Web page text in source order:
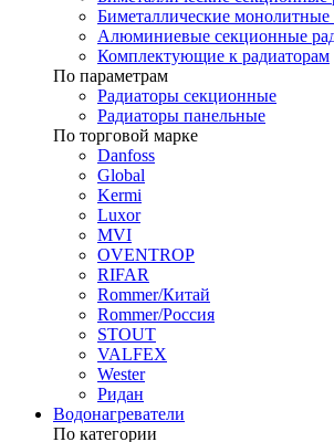
Биметаллические монолитные
Алюминиевые секционные
Комплектующие к радиаторам
По параметрам
Радиаторы секционные
Радиаторы панельные
По торговой марке
Danfoss
Global
Kermi
Luxor
MVI
OVENTROP
RIFAR​
Rommer/Китай
Rommer/Россия
STOUT
VALFEX
Wester
Ридан
Водонагреватели
По категории